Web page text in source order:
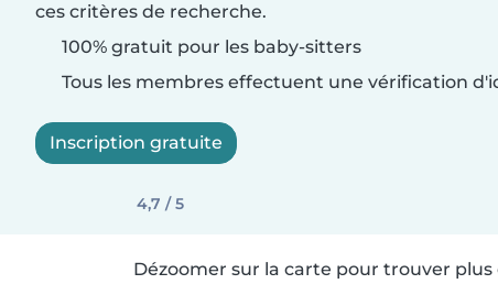
ces critères de recherche.
100% gratuit pour les baby-sitters
Tous les membres effectuent une vérification
Inscription gratuite
4,7 / 5
Dézoomer sur la carte pour trouver plus